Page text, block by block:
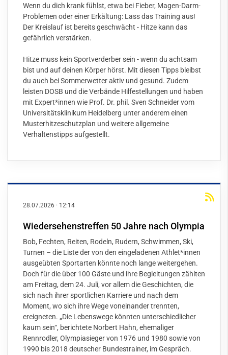
Wenn du dich krank fühlst, etwa bei Fieber, Magen-Darm-
Problemen oder einer Erkältung: Lass das Training aus!
Der Kreislauf ist bereits geschwächt - Hitze kann das
gefährlich verstärken.
Hitze muss kein Sportverderber sein - wenn du achtsam
bist und auf deinen Körper hörst. Mit diesen Tipps bleibst
du auch bei Sommerwetter aktiv und gesund. Zudem
leisten DOSB und die Verbände Hilfestellungen und haben
mit Expert*innen wie Prof. Dr. phil. Sven Schneider vom
Universitätsklinikum Heidelberg unter anderem einen
Musterhitzeschutzplan und weitereallgemeine
Verhaltenstippsaufgestellt.
28.07.2026 · 12:14
Wiedersehenstreffen 50 Jahre nach Olympia
Bob, Fechten, Reiten, Rodeln, Rudern, Schwimmen, Ski,
Turnen – die Liste der von den eingeladenen Athlet*innen
ausgeübten Sportarten könnte noch lange weitergehen.
Doch für die über 100 Gäste und ihre Begleitungen zählten
am Freitag, dem 24. Juli, vor allem die Geschichten, die
sich nach ihrer sportlichen Karriere und nach dem
Moment, wo sich ihre Wege voneinander trennten,
ereigneten. „Die Lebenswege könnten unterschiedlicher
kaum sein“, berichtete Norbert Hahn, ehemaliger
Rennrodler, Olympiasieger von 1976 und 1980 sowie von
1990 bis 2018 deutscher Bundestrainer, im Gespräch.